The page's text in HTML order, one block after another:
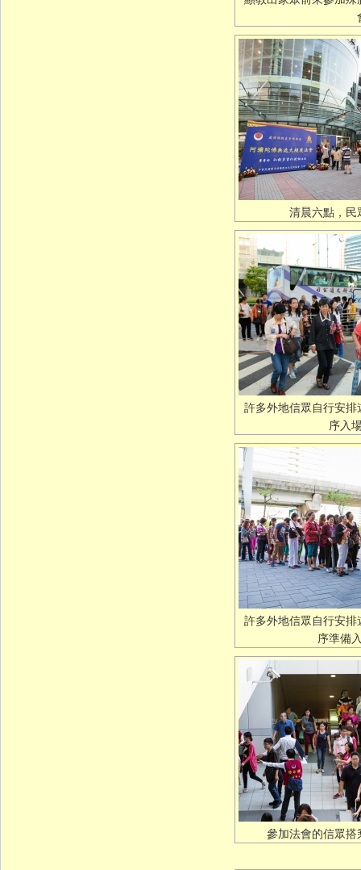
清晨六點，民
許多外地信眾自行安
序入
許多外地信眾自行安
序準備
參加法會的信眾